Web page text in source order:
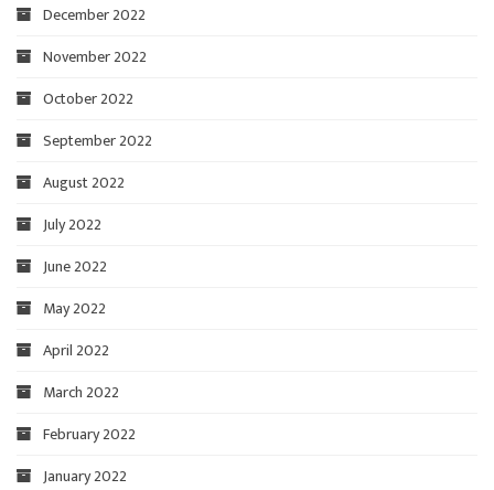
December 2022
November 2022
October 2022
September 2022
August 2022
July 2022
June 2022
May 2022
April 2022
March 2022
February 2022
January 2022